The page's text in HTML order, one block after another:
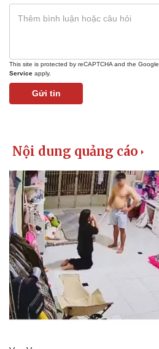
This site is protected by reCAPTCHA and the Google
Service apply.
Gửi tin